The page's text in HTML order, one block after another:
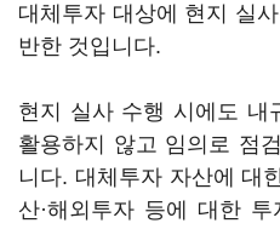
대체투자 대상에 현지 실
반한 것입니다.
현지 실사 수행 시에도 내
활용하지 않고 임의로 점
니다. 대체투자 자산에 대
산·해외투자 등에 대한 투